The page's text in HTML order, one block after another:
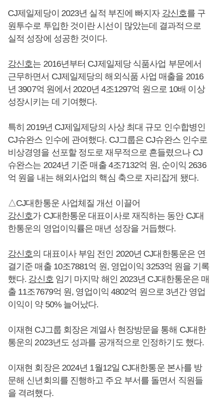
CJ제일제당이 2023년 실적 부진에 빠지자 강신호를 구
원투수로 투입한 것이란 시선이 많았는데 결과적으로
실적 성장에 성공한 것이다.
강신호는 2016년부터 CJ제일제당 식품사업 부문에서
근무하면서 CJ제일제당의 해외식품 사업 매출을 2016
년 3907억 원에서 2020년 4조1297억 원으로 10배 이상
성장시키는 데 기여했다.
특히 2019년 CJ제일제당의 사상 최대 규모 인수합병인
CJ슈완스 인수에 관여했다. CJ그룹은 CJ슈완스 인수로
비상경영을 선포할 정도로 재무적으로 흔들렸으나 CJ
슈완스는 2024년 기준 매출 4조7132억 원, 순이익 2636
억 원을 내는 해외사업의 핵심 축으로 자리잡게 됐다.
△CJ대한통운 사업체질 개선 이끌어
강신호가 CJ대한통운 대표이사로 재직하는 동안 CJ대
한통운의 영업이익률은 매년 성장을 거듭했다.
강신호의 대표이사 부임 전인 2020년 CJ대한통운은 연
결기준 매출 10조7881억 원, 영업이익 3253억 원을 기록
했다. 강신호임기 마지막 해인 2023년 CJ대한통운은 매
출 11조7679억 원, 영업이익 4802억 원으로 3년간 영업
이익이 약 50% 늘어났다.
이재현 CJ그룹 회장은 계열사 현장방문을 통해 CJ대한
통운의 2023년도 성과를 공개적으로 인정하기도 했다.
이재현 회장은 2024년 1월12일 CJ대한통운 본사를 방
문해 신년회의를 진행하고 주요 부서를 돌면서 직원들
을 격려했다.